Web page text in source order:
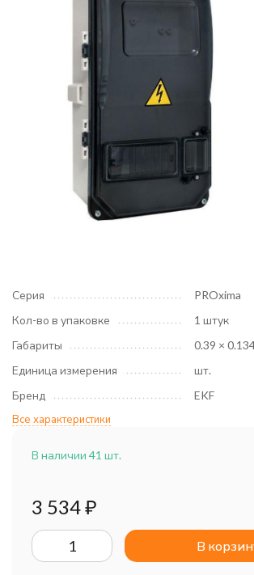
Серия
PROxima
Кол-во в упаковке
1 штук
Габариты
0.39 ×
Единица измерения
шт.
Бренд
EKF
Все характеристики
В наличии 41 шт.
3 534₽
В